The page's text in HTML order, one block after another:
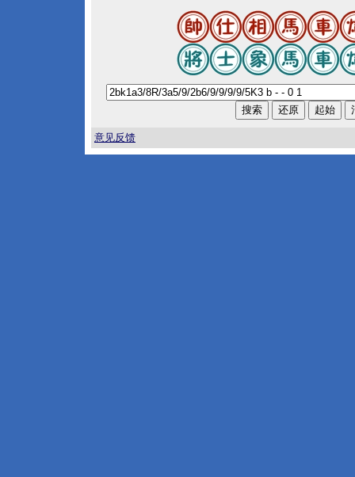
意见反馈